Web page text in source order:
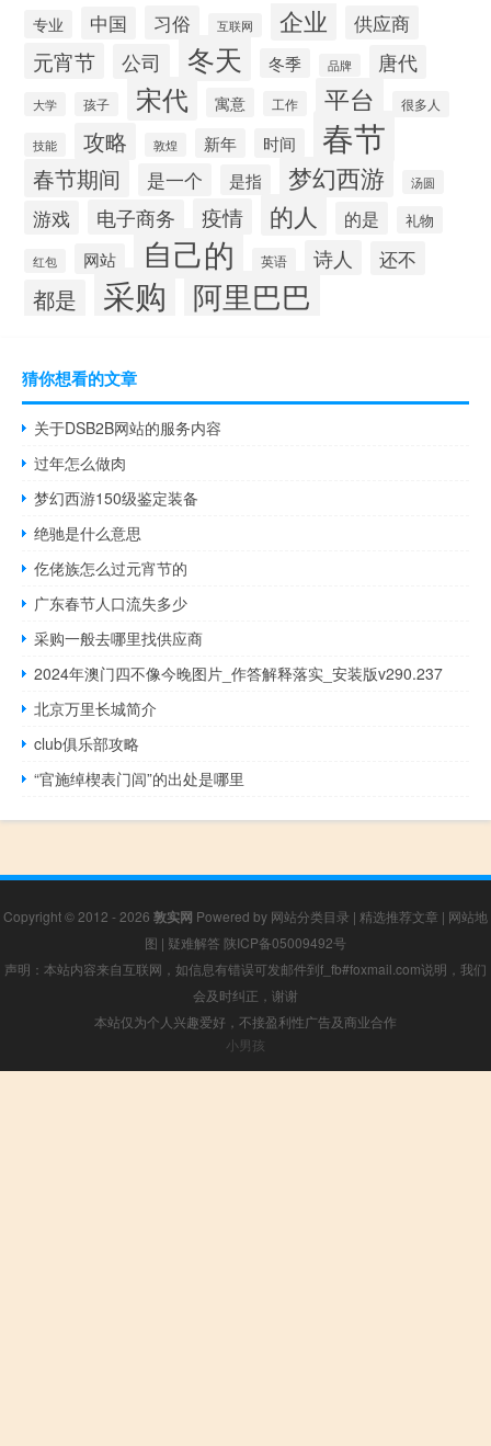
专业 中国 习俗 互联网 企业 供应商
元宵节 公司 冬天 冬季 品牌 唐代
大学 孩子 宋代 寓意 工作 平台 很多人
技能 攻略 敦煌 新年 时间 春节
春节期间 是一个 是指 梦幻西游 汤圆
游戏 电子商务 疫情 的人 的是 礼物
红包 网站 自己的 英语 诗人 还不
都是 采购 阿里巴巴
猜你想看的文章
关于DSB2B网站的服务内容
过年怎么做肉
梦幻西游150级鉴定装备
绝驰是什么意思
仡佬族怎么过元宵节的
广东春节人口流失多少
采购一般去哪里找供应商
2024年澳门四不像今晚图片_作答解释落实_安装版v290.237
北京万里长城简介
club俱乐部攻略
“官施绰楔表门闾”的出处是哪里
Copyright © 2012 - 2026 敦实网 Powered by 网站分类目录 | 精选推荐文章 | 网站地
图 | 疑难解答 陕ICP备05009492号
声明：本站内容来自互联网，如信息有错误可发邮件到f_fb#foxmail.com说明，我们
会及时纠正，谢谢
本站仅为个人兴趣爱好，不接盈利性广告及商业合作
小男孩